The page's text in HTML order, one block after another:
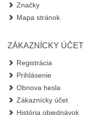
Značky
Mapa stránok
ZÁKAZNÍCKY ÚČET
Registrácia
Prihlásenie
Obnova hesla
Zákaznícky účet
História objednávok